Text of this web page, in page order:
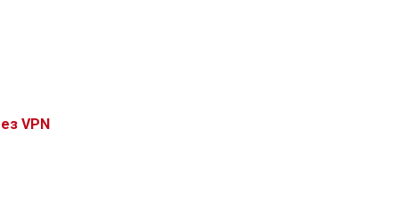
VPN